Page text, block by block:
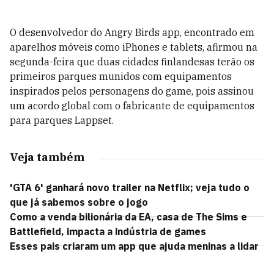
O desenvolvedor do Angry Birds app, encontrado em
aparelhos móveis como iPhones e tablets, afirmou na
segunda-feira que duas cidades finlandesas terão os
primeiros parques munidos com equipamentos
inspirados pelos personagens do game, pois assinou
um acordo global com o fabricante de equipamentos
para parques Lappset.
Veja também
'GTA 6' ganhará novo trailer na Netflix; veja tudo o
que já sabemos sobre o jogo
Como a venda bilionária da EA, casa de The Sims e
Battlefield, impacta a indústria de games
Esses pais criaram um app que ajuda meninas a lidar